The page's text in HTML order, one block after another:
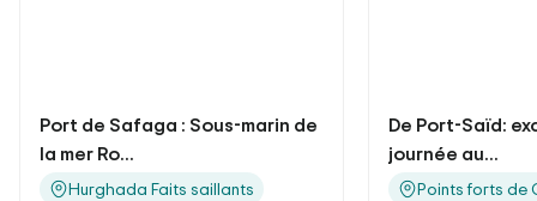
Port de Safaga : Sous-marin de
la mer Ro...
Hurghada Faits saillants
De Port-Saïd:
journée au...
Points forts de